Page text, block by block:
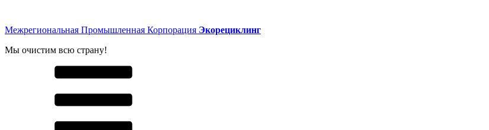
Межрегиональная Промышленная Корпорация Экорециклинг
Мы очистим всю страну!